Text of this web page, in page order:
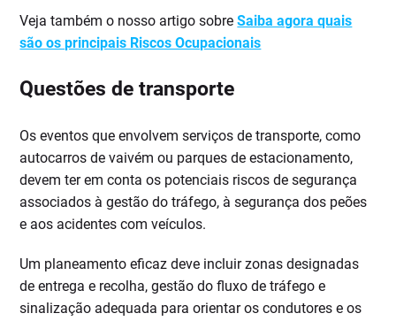
Veja também o nosso artigo sobreSaiba agora quais
são os principais Riscos Ocupacionais
Questões de transporte
Os eventos que envolvem serviços de transporte, como
autocarros de vaivém ou parques de estacionamento,
devem ter em conta os potenciais riscos de segurança
associados à gestão do tráfego, à segurança dos peões
e aos acidentes com veículos.
Um planeamento eficaz deve incluir zonas designadas
de entrega e recolha, gestão do fluxo de tráfego e
sinalização adequada para orientar os condutores e os